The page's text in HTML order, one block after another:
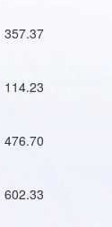
357.37
114.23
476.70
602.33